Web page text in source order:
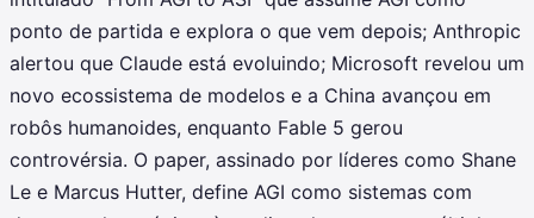
ponto de partida e explora o que vem depois; Anthropic
alertou que Claude está evoluindo; Microsoft revelou um
novo ecossistema de modelos e a China avançou em
robôs humanoides, enquanto Fable 5 gerou
controvérsia. O paper, assinado por líderes como Shane
Le e Marcus Hutter, define AGI como sistemas com